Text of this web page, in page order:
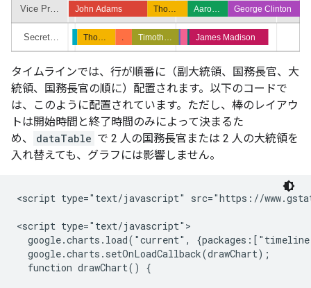
タイムラインでは、行が順番に（副大統領、国務長官、大
統領、国務長官の順に）配置されます。以下のコードで
は、このように配置されています。ただし、棒のレイアウ
トは開始時間と終了時間のみによって決まるた
め、
dataTable で 2 人の国務長官または 2 人の大統領を
入れ替えても、グラフには影響しません。
<script type="text/javascript" src="https://
<script type="text/javascript">
google.charts.load("current",
  google.charts.setOnLoadCallback(drawChart);
  function drawChart() {